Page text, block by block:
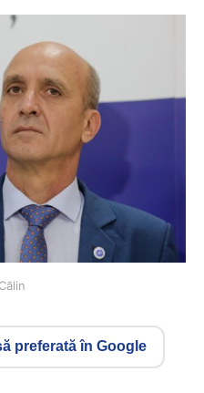
preferată în Google